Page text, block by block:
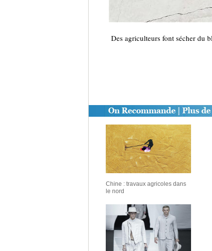
Des agriculteurs font sécher du
Chine : travaux agricoles dans
le nord